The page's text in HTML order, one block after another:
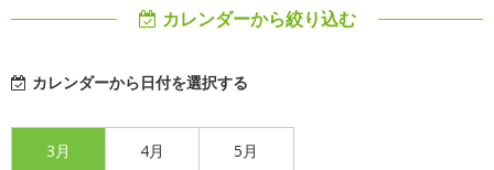
カレンダーから絞り込む
カレンダーから日付を選択する
3月 4月 5月